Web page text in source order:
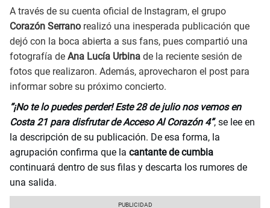
A través de su cuenta oficial de Instagram, el grupo
Corazón Serrano realizó una inesperada publicación que
dejó con la boca abierta a sus fans, pues compartió una
fotografía de Ana Lucía Urbina de la reciente sesión de
fotos que realizaron. Además, aprovecharon el post para
informar sobre su próximo concierto.
“¡No te lo puedes perder! Este 28 de julio nos vemos en
Costa 21 para disfrutar de Acceso Al Corazón 4”, se lee en
la descripción de su publicación. De esa forma, la
agrupación confirma que la cantante de cumbia
continuará dentro de sus filas y descarta los rumores de
una salida.